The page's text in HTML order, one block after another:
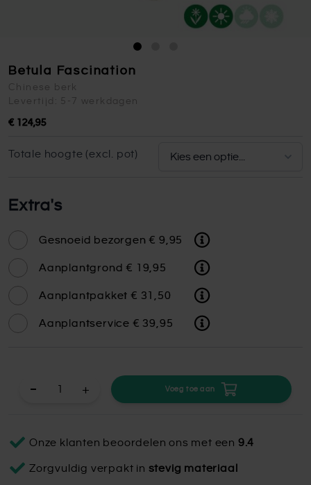
Betula Fascination
Chinese berk
Levertijd: 5-7 werkdagen
€ 124,95
Totale hoogte (excl. pot)
Extra's
Gesnoeid bezorgen € 9,95
Aanplantgrond € 19,95
Aanplantpakket € 31,50
Aanplantservice € 39,95
+ Voeg toe aan
Onze klanten beoordelen ons met een 9.4
Zorgvuldig verpakt in stevig materiaal